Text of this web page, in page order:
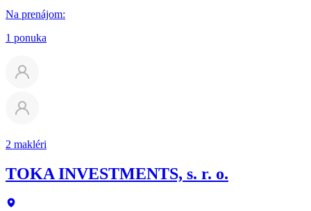
Na prenájom:
1 ponuka
2 makléri
TOKA INVESTMENTS, s. r. o.